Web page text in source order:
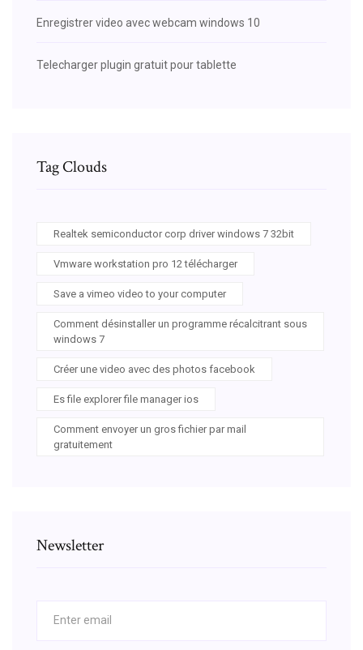
Enregistrer video avec webcam windows 10
Telecharger plugin gratuit pour tablette
Tag Clouds
Realtek semiconductor corp driver windows 7 32bit
Vmware workstation pro 12 télécharger
Save a vimeo video to your computer
Comment désinstaller un programme récalcitrant sous
windows 7
Créer une video avec des photos facebook
Es file explorer file manager ios
Comment envoyer un gros fichier par mail
gratuitement
Newsletter